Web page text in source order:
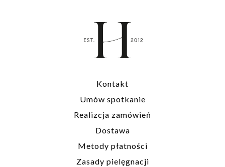
Kontakt
Umów spotkanie
Realizcja zamówień
Dostawa
Metody płatności
Zasady pielęgnacji